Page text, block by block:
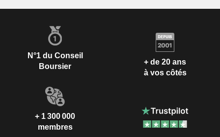
N°1 du Conseil
Boursier
+ de 20 ans
à vos côtés
+ 1 300 000
membres